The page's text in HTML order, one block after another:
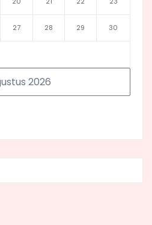
2026
27 28 29 30